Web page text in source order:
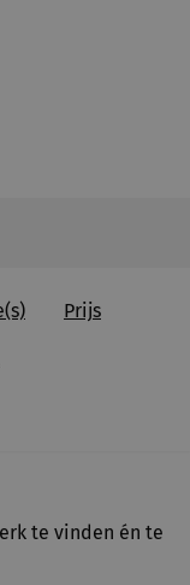
Prijs
te vinden én te